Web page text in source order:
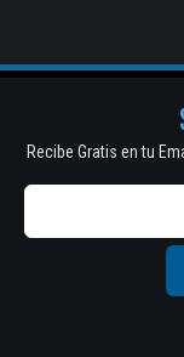
Recibe Gratis en tu